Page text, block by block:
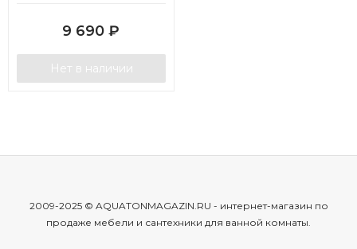
9 690 ₽
Нет в наличии
2009-2025 © AQUATONMAGAZIN.RU - интернет-магазин по
продаже мебели и сантехники для ванной комнаты.